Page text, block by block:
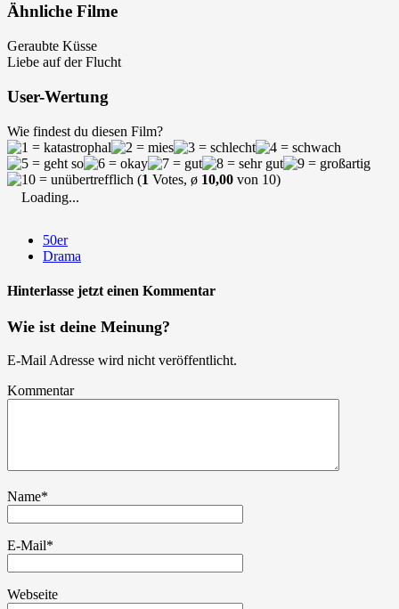
Ähnliche Filme
Geraubte Küsse
Liebe auf der Flucht
User-Wertung
Wie findest du diesen Film?
(1 Votes, ø 10,00 von 10)
Loading...
50er
Drama
Hinterlasse jetzt einen Kommentar
Wie ist deine Meinung?
E-Mail Adresse wird nicht veröffentlicht.
Kommentar
Name*
E-Mail*
Webseite